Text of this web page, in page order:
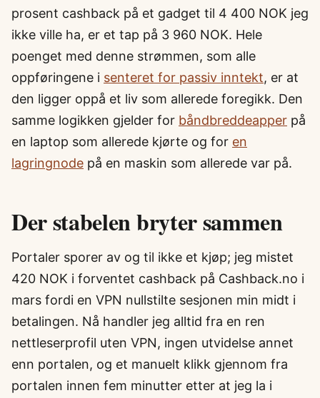
prosent cashback på et gadget til 4 400 NOK jeg
ikke ville ha, er et tap på 3 960 NOK. Hele
poenget med denne strømmen, som alle
oppføringene i senteret for passiv inntekt, er at
den ligger oppå et liv som allerede foregikk. Den
samme logikken gjelder for båndbreddeapper på
en laptop som allerede kjørte og for en
lagringnode på en maskin som allerede var på.
Der stabelen bryter sammen
Portaler sporer av og til ikke et kjøp; jeg mistet
420 NOK i forventet cashback på Cashback.no i
mars fordi en VPN nullstilte sesjonen min midt i
betalingen. Nå handler jeg alltid fra en ren
nettleserprofil uten VPN, ingen utvidelse annet
enn portalen, og et manuelt klikk gjennom fra
portalen innen fem minutter etter at jeg la i